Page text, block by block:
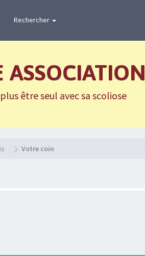
Rechercher
être seul avec sa scoliose
Votre coin